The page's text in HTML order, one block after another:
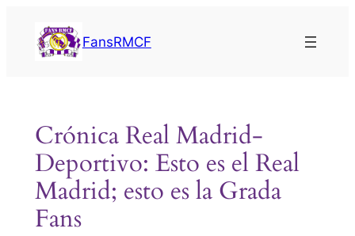
contenido
FansRMCF
Crónica Real Madrid-
Deportivo: Esto es el Real
Madrid; esto es la Grada
Fans